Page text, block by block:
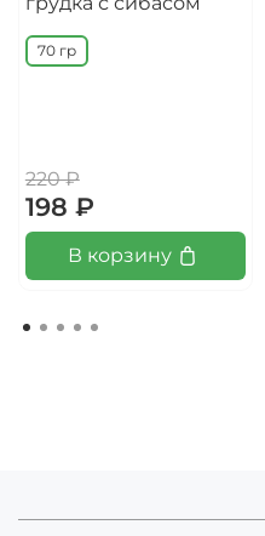
70 гр
220 ₽
198 ₽
В корзину